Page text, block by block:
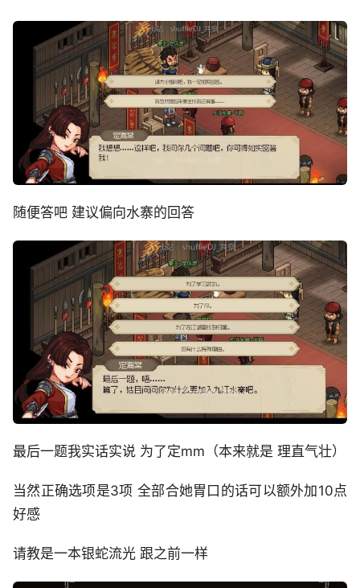
随便答吧 建议偏向水寨的回答
最后一题我实话实说 为了定mm（本来就是 理直气壮）
当然正确选项是3项 全部合她胃口的话可以额外加10点
好感
请教是一本银蛇流光 跟之前一样